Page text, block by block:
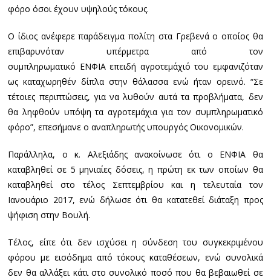
φόρο όσοι έχουν υψηλούς τόκους.
Ο ίδιος ανέφερε παράδειγμα πολίτη στα Γρεβενά ο οποίος θα
επιβαρυνόταν υπέρμετρα από τον
συμπληρωματικό ΕΝΦΙΑ επειδή αγροτεμάχιό του εμφανιζόταν
ως καταχωρηθέν δίπλα στην θάλασσα ενώ ήταν ορεινό. “Σε
τέτοιες περιπτώσεις, για να λυθούν αυτά τα προβλήματα, δεν
θα ληφθούν υπόψη τα αγροτεμάχια για τον συμπληρωματικό
φόρο”, επεσήμανε ο αναπληρωτής υπουργός Οικονομικών.
Παράλληλα, ο κ. Αλεξιάδης ανακοίνωσε ότι ο ΕΝΦΙΑ θα
καταβληθεί σε 5 μηνιαίες δόσεις, η πρώτη εκ των οποίων θα
καταβληθεί στο τέλος Σεπτεμβρίου και η τελευταία τον
Ιανουάριο 2017, ενώ δήλωσε ότι θα κατατεθεί διάταξη προς
ψήφιση στην Βουλή.
Τέλος, είπε ότι δεν ισχύσει η σύνδεση του συγκεκριμένου
φόρου με εισόδημα από τόκους καταθέσεων, ενώ συνολικά
δεν θα αλλάξει κάτι στο συνολικό ποσό που θα βεβαιωθεί σε